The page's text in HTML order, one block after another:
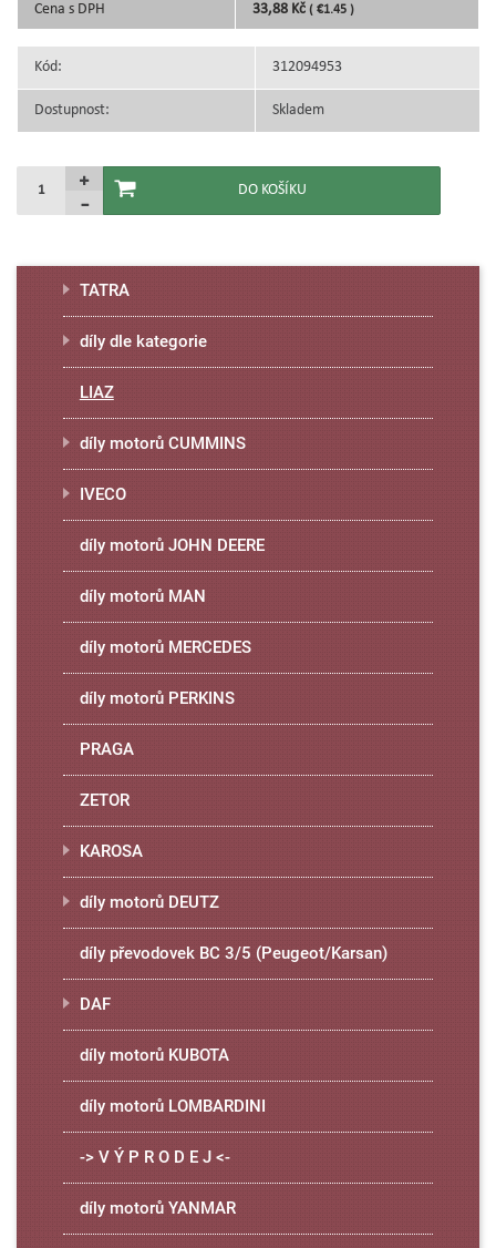
Cena s DPH 33,88 Kč ( €1.45 )
Kód: 312094953
Dostupnost: Skladem
TATRA
díly dle kategorie
LIAZ
díly motorů CUMMINS
IVECO
díly motorů JOHN DEERE
díly motorů MAN
díly motorů MERCEDES
díly motorů PERKINS
PRAGA
ZETOR
KAROSA
díly motorů DEUTZ
díly převodovek BC 3/5 (Peugeot/Karsan)
DAF
díly motorů KUBOTA
díly motorů LOMBARDINI
-> V Ý P R O D E J <-
díly motorů YANMAR